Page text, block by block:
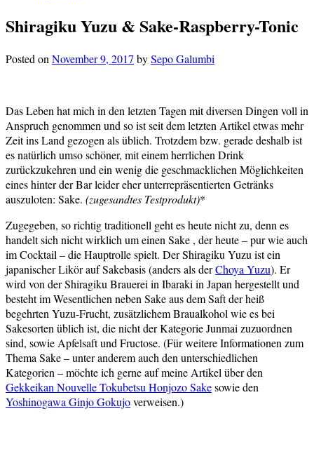
Shiragiku Yuzu & Sake-Raspberry-Tonic
Posted onNovember 9, 2017 bySepo Galumbi
Das Leben hat mich in den letzten Tagen mit diversen Dingen voll in
Anspruch genommen und so ist seit dem letzten Artikel etwas mehr
Zeit ins Land gezogen als üblich. Trotzdem bzw. gerade deshalb ist
es natürlich umso schöner, mit einem herrlichen Drink
zurückzukehren und ein wenig die geschmacklichen Möglichkeiten
eines hinter der Bar leider eher unterrepräsentierten Getränks
auszuloten: Sake. (zugesandtes Testprodukt)*
Zugegeben, so richtig traditionell geht es heute nicht zu, denn es
handelt sich nicht wirklich um einen Sake , der heute – pur wie auch
im Cocktail – die Hauptrolle spielt. Der Shiragiku Yuzu ist ein
japanischer Likör auf Sakebasis (anders als derChoya Yuzu). Er
wird von der Shiragiku Brauerei in Ibaraki in Japan hergestellt und
besteht im Wesentlichen neben Sake aus dem Saft der heiß
begehrten Yuzu-Frucht, zusätzlichem Braualkohol wie es bei
Sakesorten üblich ist, die nicht der Kategorie Junmai zuzuordnen
sind, sowie Apfelsaft und Fructose. (Für weitere Informationen zum
Thema Sake – unter anderem auch den unterschiedlichen
Kategorien – möchte ich gerne auf meine Artikel über den
Gekkeikan Nouvelle Tokubetsu Honjozo Sakesowie den
Yoshinogawa Ginjo Gokujoverweisen.)